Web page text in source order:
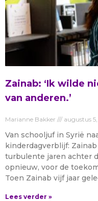
Zainab: ‘Ik wilde
van anderen.’
Marianne Bakker augustus
Van schooljuf in Syrië
kinderdagverblijf:
turbulente jaren achter
opnieuw, voor de
Toen Zainab vijf jaar
Lees verder »